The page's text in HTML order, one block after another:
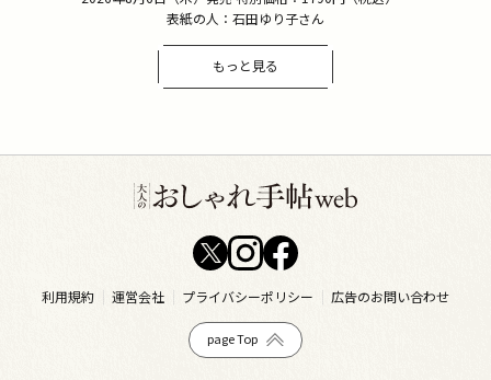
表紙の人：石田ゆり子さん
もっと見る
利用規約 運営会社 プライバシーポリシー 広告のお問い合わせ
page Top